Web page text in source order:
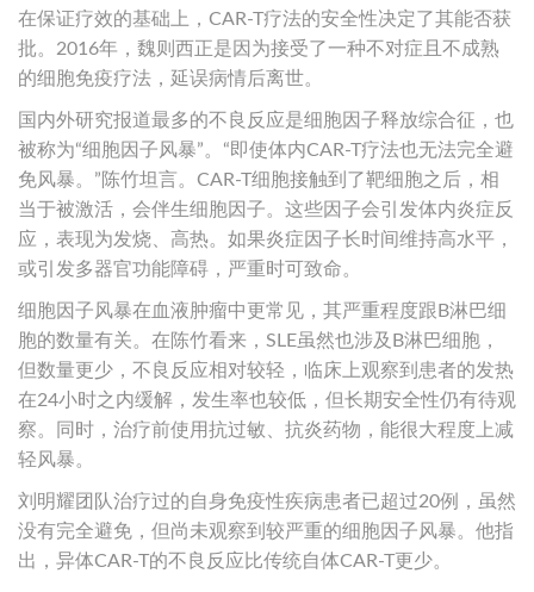
在保证疗效的基础上，CAR-T疗法的安全性决定了其能否获
批。2016年，魏则西正是因为接受了一种不对症且不成熟
的细胞免疫疗法，延误病情后离世。
国内外研究报道最多的不良反应是细胞因子释放综合征，也
被称为“细胞因子风暴”。“即使体内CAR-T疗法也无法完全避
免风暴。”陈竹坦言。CAR-T细胞接触到了靶细胞之后，相
当于被激活，会伴生细胞因子。这些因子会引发体内炎症反
应，表现为发烧、高热。如果炎症因子长时间维持高水平，
或引发多器官功能障碍，严重时可致命。
细胞因子风暴在血液肿瘤中更常见，其严重程度跟B淋巴细
胞的数量有关。在陈竹看来，SLE虽然也涉及B淋巴细胞，
但数量更少，不良反应相对较轻，临床上观察到患者的发热
在24小时之内缓解，发生率也较低，但长期安全性仍有待观
察。同时，治疗前使用抗过敏、抗炎药物，能很大程度上减
轻风暴。
刘明耀团队治疗过的自身免疫性疾病患者已超过20例，虽然
没有完全避免，但尚未观察到较严重的细胞因子风暴。他指
出，异体CAR-T的不良反应比传统自体CAR-T更少。